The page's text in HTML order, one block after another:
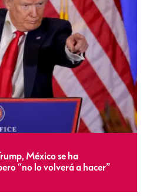
México se ha
“no lo volverá a hacer”